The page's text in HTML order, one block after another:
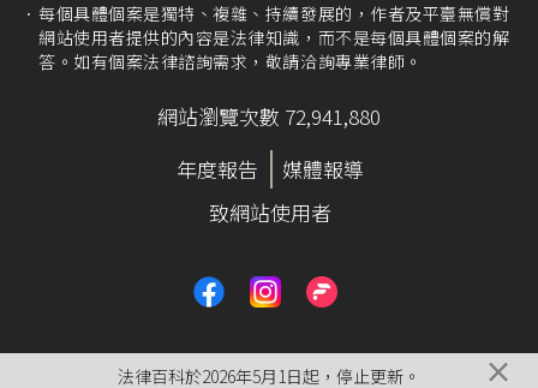
每個具體個案是獨特、複雜、持續發展的，作者及平臺無償對
網站使用者提供的內容是法律知識，而不是每個具體個案的解
答。如有個案法律諮詢需求，敬請洽詢專業律師。
網站瀏覽次數 72,941,880
年度報告
媒體報導
致網站使用者
法律百科於2026年5月1日起，停止更新。 ×